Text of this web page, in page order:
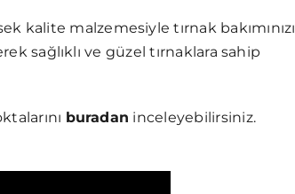
kalite malzemesiyle tırnak bakımınızı
sağlıklı ve güzel tırnaklara sahip
buradan inceleyebilirsiniz.